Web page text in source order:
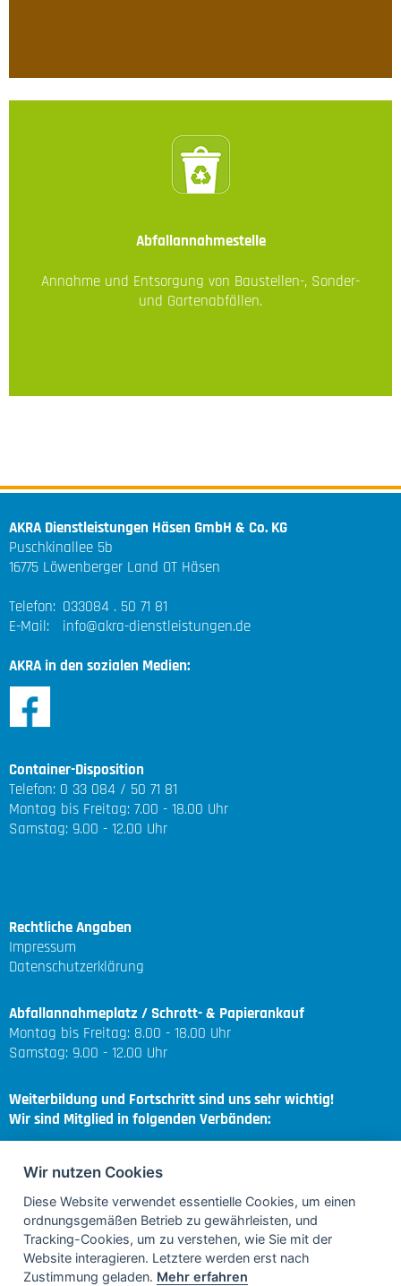
Abfallannahmestelle
Annahme und Entsorgung von Baustellen-, Sonder-
und Gartenabfällen.
AKRA Dienstleistungen Häsen GmbH & Co. KG
Puschkinallee 5b
16775 Löwenberger Land OT Häsen
Telefon: 033084 . 50 71 81
E-Mail:
info@akra-dienstleistungen.de
AKRA in den sozialen Medien:
Container-Disposition
Telefon: 0 33 084 / 50 71 81
Montag bis Freitag: 7.00 - 18.00 Uhr
Samstag: 9.00 - 12.00 Uhr
Rechtliche Angaben
Impressum
Datenschutzerklärung
Abfallannahmeplatz / Schrott- & Papierankauf
Montag bis Freitag: 8.00 - 18.00 Uhr
Samstag: 9.00 - 12.00 Uhr
Weiterbildung und Fortschritt sind uns sehr wichtig!
Wir sind Mitglied in folgenden Verbänden:
Regional & Sozial | Engagement & Sponsoring
Wir nutzen Cookies
Diese Website verwendet essentielle Cookies, um einen
ordnungsgemäßen Betrieb zu gewährleisten, und
Tracking-Cookies, um zu verstehen, wie Sie mit der
Website interagieren. Letztere werden erst nach
Zustimmung geladen. Mehr erfahren